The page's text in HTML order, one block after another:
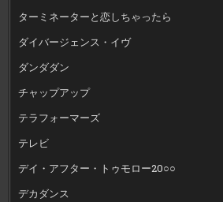
ターミネーターと恋しちゃったら
ダイバージェンス・イヴ
ダンダダン
チャップアップ
テラフォーマーズ
テレビ
デイ・アフター・トゥモロー20○○
デカダンス